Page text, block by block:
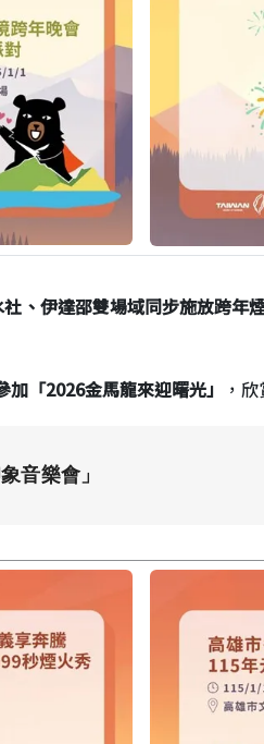
社、伊達邵雙場域同步施放跨年
加「2026金馬龍來迎曙光」 ，
音樂會」